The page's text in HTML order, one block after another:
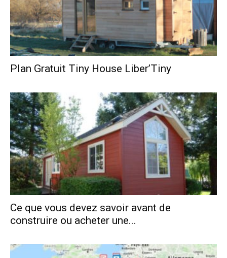
Plan Gratuit Tiny House Liber’Tiny
Ce que vous devez savoir avant de
construire ou acheter une...